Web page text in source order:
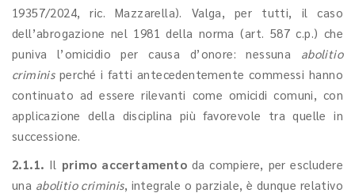
19357/2024, ric. Mazzarella). Valga, per tutti, il caso
dell’abrogazione nel 1981 della norma (art. 587 c.p.) che
puniva l’omicidio per causa d’onore: nessuna abolitio
criminisperché i fatti antecedentemente commessi hanno
continuato ad essere rilevanti come omicidi comuni, con
applicazione della disciplina più favorevole tra quelle in
successione.
2.1.1. Il primo accertamento da compiere, per escludere
una abolitio criminis, integrale o parziale, è dunque relativo